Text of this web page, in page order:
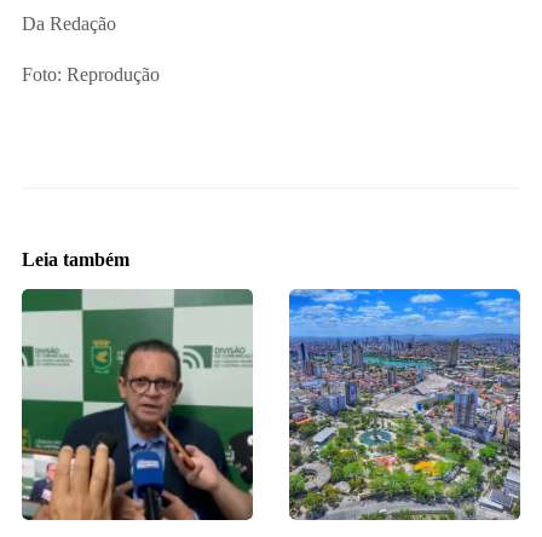
Da Redação
Foto: Reprodução
Leia também